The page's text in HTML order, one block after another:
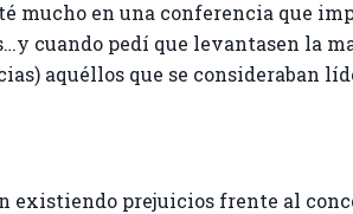
mucho en una conferencia que
cuando pedí que levantasen la
aquéllos que se consideraban
existiendo prejuicios frente al